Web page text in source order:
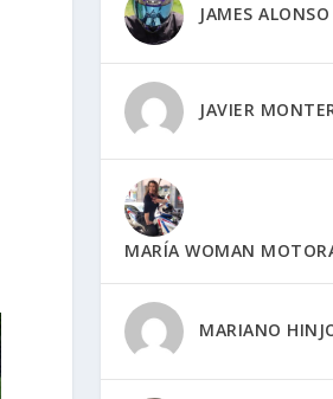
JAMES ALONSO
JAVIER
MARÍA WOMAN
MARIANO